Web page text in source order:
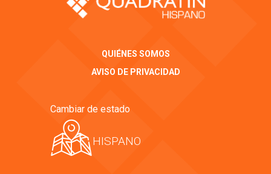
QUIÉNES SOMOS
AVISO DE PRIVACIDAD
Cambiar de estado
HISPANO